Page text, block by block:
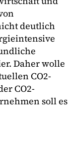
deutlich
Daher wolle
CO2-
CO2-
soll es